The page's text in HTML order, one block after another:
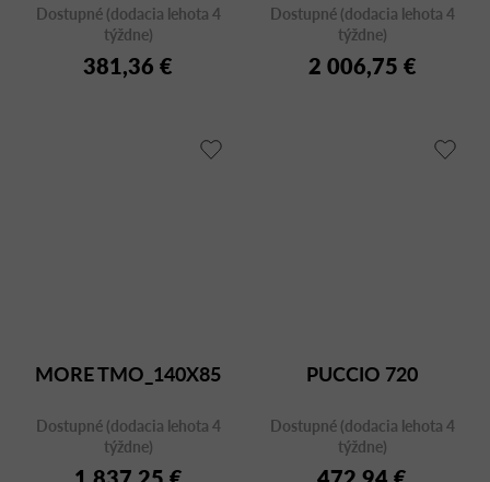
Dostupné (dodacia lehota 4
týždne)
381,36 €
Dostupné (dodacia lehota 4
týždne)
2 006,75 €
MORE TMO_140X85
Dostupné (dodacia lehota 4
týždne)
PUCCIO 720
Dostupné (dodacia lehota 4
týždne)